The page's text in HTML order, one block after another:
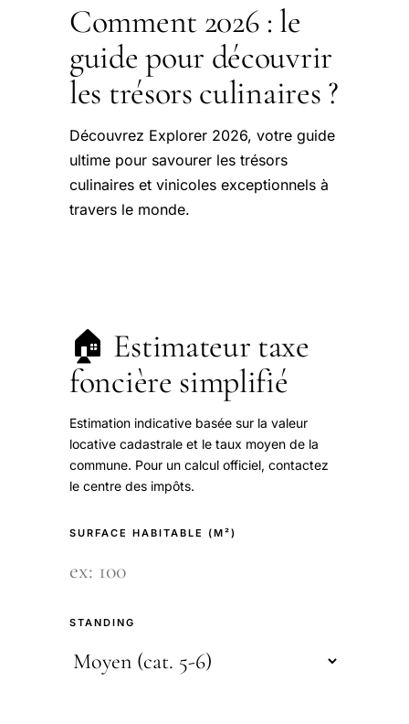
Comment 2026 : le
guide pour découvrir
les trésors culinaires ?
Découvrez Explorer 2026, votre guide
ultime pour savourer les trésors
culinaires et vinicoles exceptionnels à
travers le monde.
🏠 Estimateur taxe
foncière simplifié
Estimation indicative basée sur la valeur
locative cadastrale et le taux moyen de la
commune. Pour un calcul officiel, contactez
le centre des impôts.
SURFACE HABITABLE (M²)
STANDING